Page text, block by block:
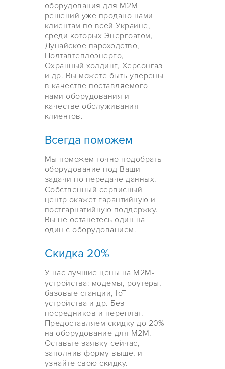
оборудования для M2M
решений уже продано нами
клиентам по всей Украине,
среди которых Энергоатом,
Дунайское пароходство,
Полтавтеплоэнерго,
Охранный холдинг, Херсонгаз
и др. Вы можете быть уверены
в качестве поставляемого
нами оборудования и
качестве обслуживания
клиентов.
Всегда поможем
Мы поможем точно подобрать
оборудование под Ваши
задачи по передаче данных.
Собственный сервисный
центр окажет гарантийную и
постгарнатийную поддержку.
Вы не останетесь один на
один с оборудованием.
Скидка 20%
У нас лучшие цены на М2М-
устройства: модемы, роутеры,
базовые станции, IoT-
устройства и др. Без
посредников и переплат.
Предоставляем скидку до 20%
на оборудование для М2М.
Оставьте заявку сейчас,
заполнив форму выше, и
узнайте свою скидку.